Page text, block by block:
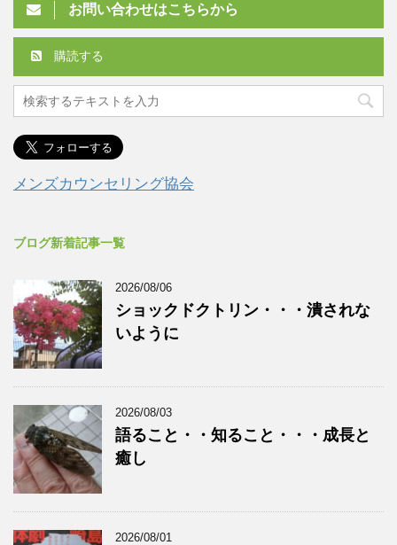
お問い合わせはこちらから
購読する
メンズカウンセリング協会
ブログ新着記事一覧
2026/08/06
ショックドクトリン・・・潰されな
いように
2026/08/03
語ること・・知ること・・・成長と
癒し
2026/08/01